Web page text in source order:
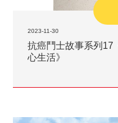
2023-11-30
抗癌鬥士故事系列17
心生活》